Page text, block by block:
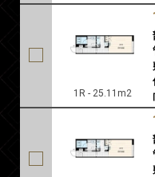
1R - 25.11m2